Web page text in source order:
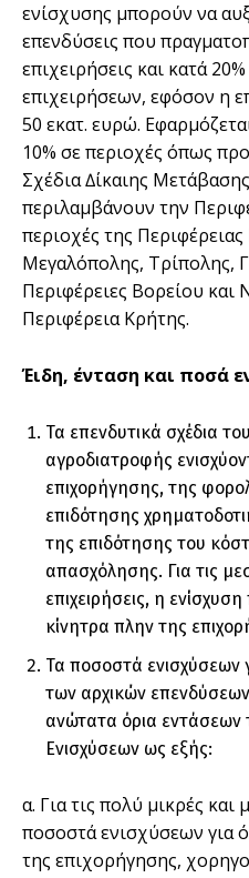
ενίσχυσης µπορούν να
επενδύσεις που
επιχειρήσεις και κατά
επιχειρήσεων, εφόσον η
50 εκατ. ευρώ.
10% σε περιοχές όπως
Σχέδια ∆ίκαιης
περιλαµβάνουν την
περιοχές της
Μεγαλόπολης, Τρίπολης,
Περιφέρειες Βορείου και
Περιφέρεια Κρήτης.
Έιδη, ένταση και ποσά
Τα επενδυτικά σχέδια
αγροδιατροφής
επιχορήγησης, της
επιδότησης
της επιδότησης του
απασχόλησης. Για τις
επιχειρήσεις, η
κίνητρα πλην της
Τα ποσοστά ενισχύσεων
των αρχικών
ανώτατα όρια εντάσεων
Ενισχύσεων ως εξής:
α. Για τις πολύ μικρές και
ποσοστά ενισχύσεων για
της επιχορήγησης,